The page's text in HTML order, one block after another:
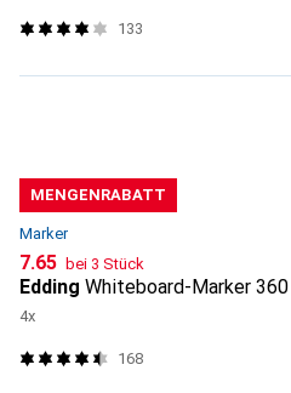
133
MENGENRABATT
Marker
CHF
7.65 bei 3 Stück
Edding Whiteboard-Marker 360
4x
168